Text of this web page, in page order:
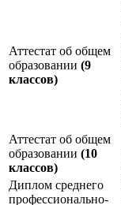
Аттестат об общем
образовании (9
классов)
Аттестат об общем
образовании (10
классов)
Диплом среднего
профессионально-